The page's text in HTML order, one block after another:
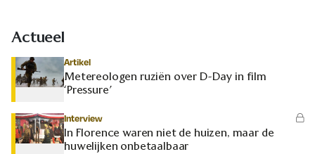
Actueel
Artikel
Metereologen ruziën over D-Day in film
‘Pressure’
Interview
In Florence waren niet de huizen, maar de
huwelijken onbetaalbaar